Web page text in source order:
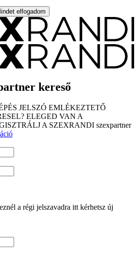
elfogadom
kereső
JELSZÓ EMLÉKEZTETŐ
ELEGED VAN A
A SZEXRANDI szexpartner
a régi jelszavadra itt kérhetsz új